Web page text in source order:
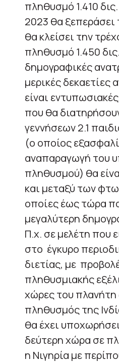
πληθυσμό 1.410
2023 θα ξεπεράσει
θα κλείσει την
πληθυσμό 1.450
δημογραφικές
μερικές δεκαετίες
είναι
που θα
γεννήσεων 2.1
(ο οποίος
αναπαραγωγή του
πληθυσμού) θα
και μεταξύ των
οποίες έως τώρα
μεγαλύτερη
Π.χ. σε μελέτη που
στο έγκυρο
διετίας, με
πληθυσμιακής
χώρες του
πληθυσμός της
θα έχει
δεύτερη χώρα σε
η Νιγηρία με